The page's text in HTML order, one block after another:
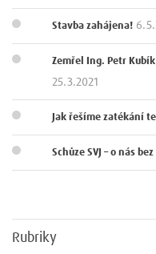
Stavba zahájena!
Zemřel Ing. Petr
25.3.2021
Jak řešíme zatékání
Schůze SVJ – o nás
Rubriky